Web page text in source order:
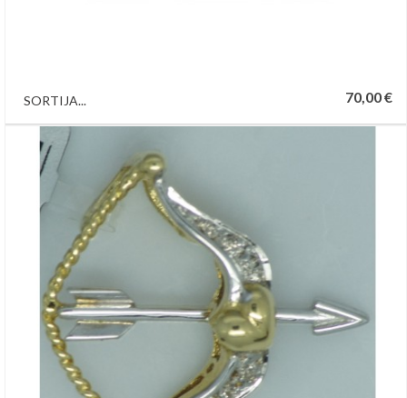
SORTIJA... 70,00 €